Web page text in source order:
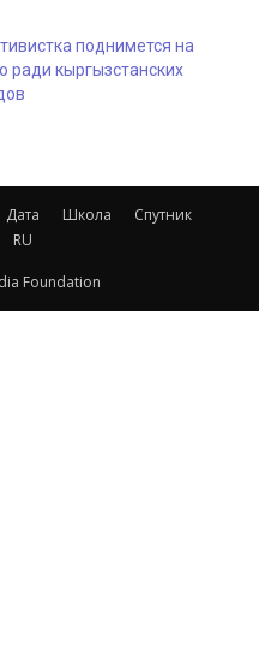
поднимется на
ради кыргызстанских
Дата Школа
Спутник
RU
Foundation